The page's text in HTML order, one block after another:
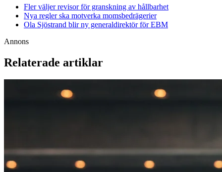
Fler väljer revisor för granskning av hållbarhet
Nya regler ska motverka momsbedrägerier
Ola Sjöstrand blir ny generaldirektör för EBM
Annons
Relaterade artiklar